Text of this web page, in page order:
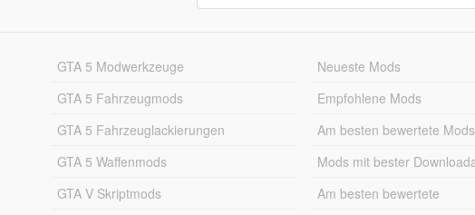
GTA 5 Modwerkzeuge
GTA 5 Fahrzeugmods
GTA 5 Fahrzeuglackierungen
GTA 5 Waffenmods
GTA V Skriptmods
Neueste Mods
Empfohlene Mods
Am besten bewertete Mods
Mods mit bester
Am besten bewertete